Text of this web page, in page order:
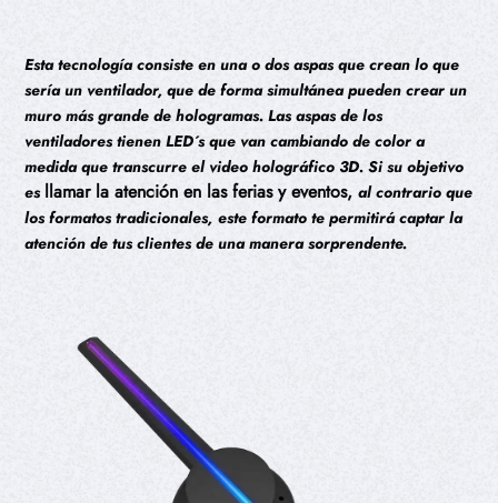
Esta tecnología consiste en una o dos aspas que crean lo que
sería un ventilador, que de forma simultánea pueden crear un
muro más grande de hologramas. Las aspas de los
ventiladores tienen LED´s que van cambiando de color a
medida que transcurre el video holográfico 3D. Si su objetivo
es llamar la atención en las ferias y eventos,al contrario que
los formatos tradicionales, este formato te permitirá captar la
atención de tus clientes de una manera sorprendente.